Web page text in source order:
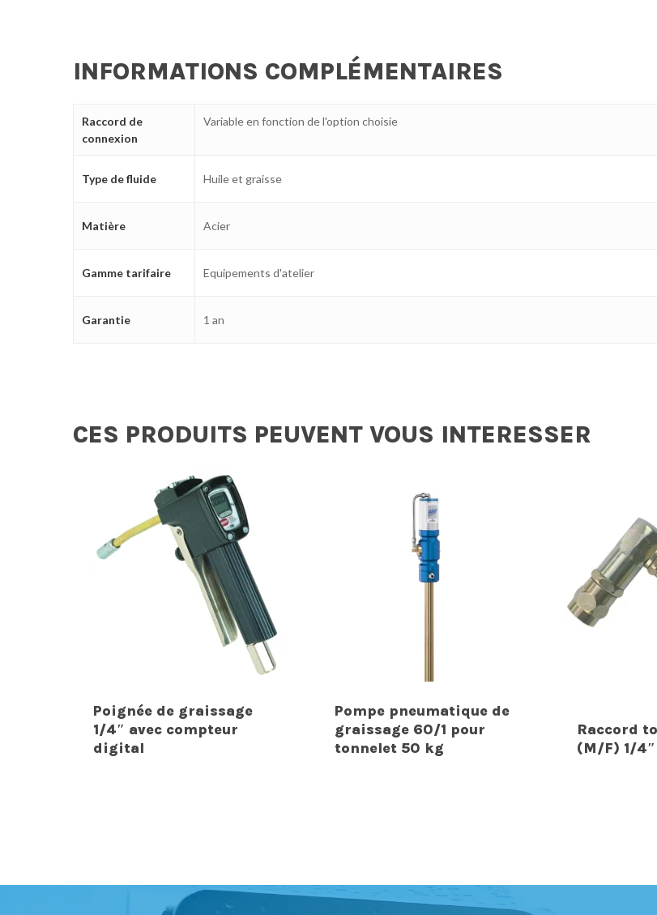
INFORMATIONS COMPLÉMENTAIRES
Raccord de
connexion
Variable en fonction de l'option choisie
Type de fluide Huile et graisse
Matière Acier
Gamme tarifaire Equipements d'atelier
Garantie 1 an
CES PRODUITS PEUVENT VOUS INTERESSER
Poignée de graissage
1/4″ avec compteur
digital
Pompe pneumatique de
graissage 60/1 pour
tonnelet 50 kg
Raccord
(M/F) 1/4″